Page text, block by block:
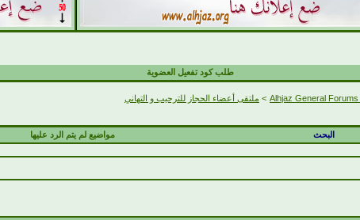
طلب كود تفعيل العضوية
> ملتقى أعضاء الحجاز للترحيب و التهاني
البحث مواضيع لم يتم الرد عليها